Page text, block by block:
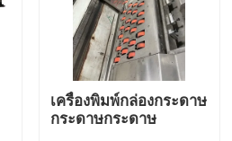
เครื่องพิมพ์กล่องกระดาษ
กระดาษกระดาษ